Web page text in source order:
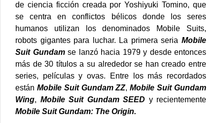
de ciencia ficción creada por Yoshiyuki Tomino, que
se centra en conflictos bélicos donde los seres
humanos utilizan los denominados Mobile Suits,
robots gigantes para luchar. La primera seriaMobile
Suit Gundamse lanzó hacia 1979 y desde entonces
más de 30 títulos a su alrededor se han creado entre
series, películas y ovas. Entre los más recordados
están Mobile Suit Gundam ZZ,Mobile Suit Gundam
Wing, Mobile Suit Gundam SEED y recientemente
Mobile Suit Gundam: The Origin.